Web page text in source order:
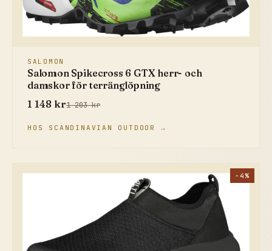
SALOMON
Salomon Spikecross 6 GTX herr- och
damskor för terränglöpning
1 148 kr1 203 kr
HOS SCANDINAVIAN OUTDOOR →
−4%